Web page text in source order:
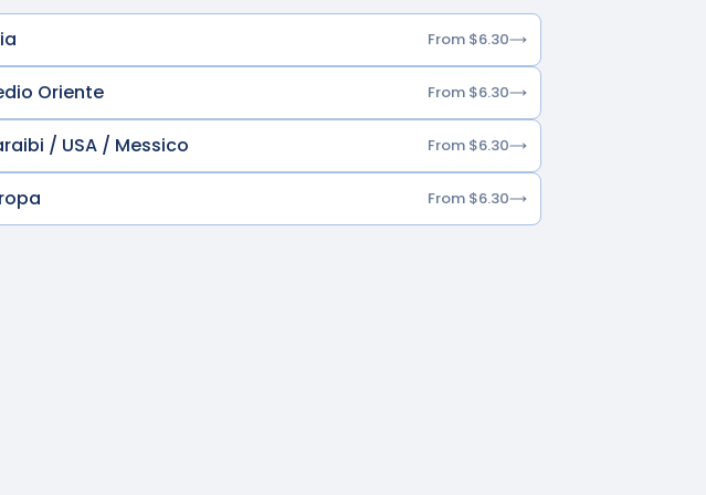
From $6.30
Oriente From $6.30
/ USA / Messico From $6.30
From $6.30